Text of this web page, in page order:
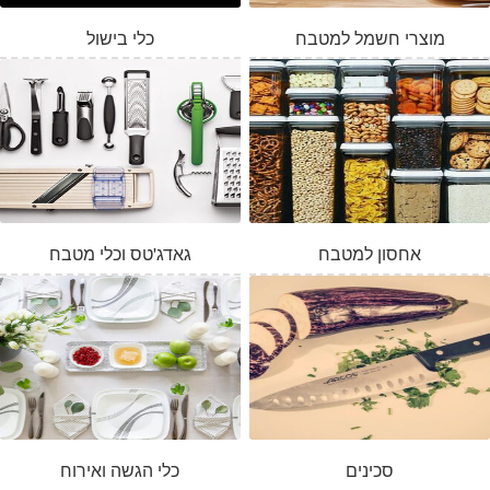
כלי בישול מוצרי חשמל למטבח
גאדג'טס וכלי מטבח אחסון למטבח
כלי הגשה ואירוח סכינים